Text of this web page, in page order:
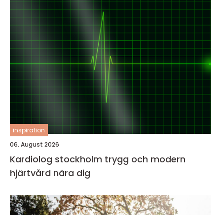
inspiration
06. August 2026
Kardiolog stockholm trygg och modern
hjärtvård nära dig